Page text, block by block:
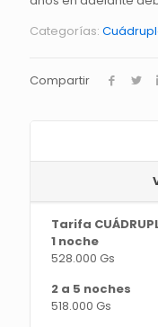
Categorías:
Compartir
Tarifa
1 noche
528.000 Gs
2 a 5 noches
518.000 Gs